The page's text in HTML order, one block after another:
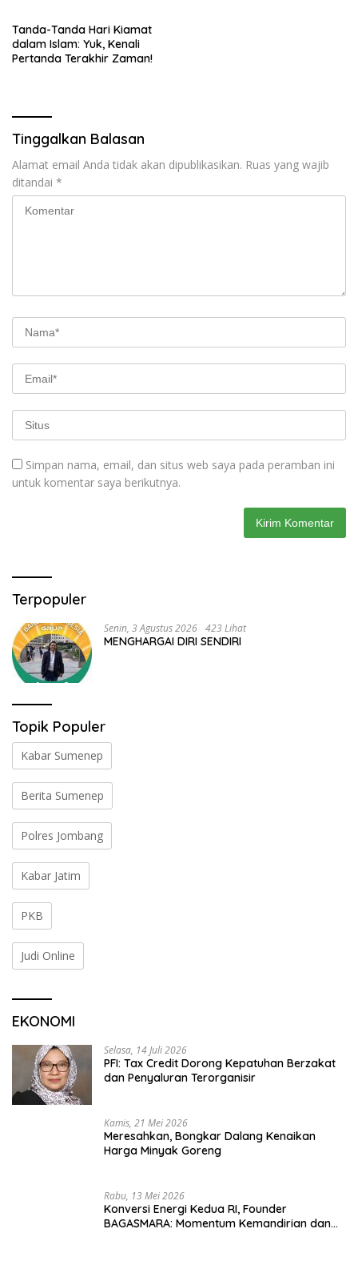
Tanda-Tanda Hari Kiamat
dalam Islam: Yuk, Kenali
Pertanda Terakhir Zaman!
Tinggalkan Balasan
Alamat email Anda tidak akan dipublikasikan. Ruas yang wajib
ditandai *
Simpan nama, email, dan situs web saya pada peramban ini
untuk komentar saya berikutnya.
Terpopuler
Senin, 3 Agustus 2026 423 Lihat
MENGHARGAI DIRI SENDIRI
Topik Populer
Kabar Sumenep
Berita Sumenep
Polres Jombang
Kabar Jatim
PKB
Judi Online
EKONOMI
Selasa, 14 Juli 2026
PFI: Tax Credit Dorong Kepatuhan Berzakat
dan Penyaluran Terorganisir
Kamis, 21 Mei 2026
Meresahkan, Bongkar Dalang Kenaikan
Harga Minyak Goreng
Rabu, 13 Mei 2026
Konversi Energi Kedua RI, Founder
BAGASMARA: Momentum Kemandirian dan